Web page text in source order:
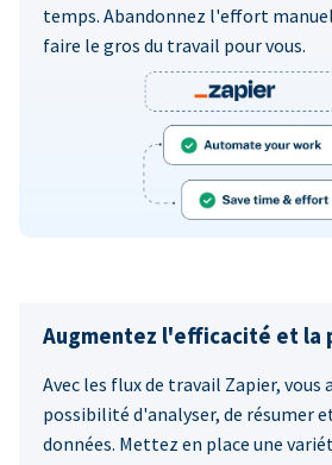
temps. Abandonnez l'effort
faire le gros du travail pour vous.
Augmentez l'efficacité et la
Avec les flux de travail Zapier, vous
possibilité d'analyser, de résumer
données. Mettez en place une